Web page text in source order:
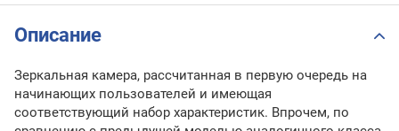
Описание
Зеркальная камера, рассчитанная в первую очередь на
начинающих пользователей и имеющая
соответствующий набор характеристик. Впрочем, по